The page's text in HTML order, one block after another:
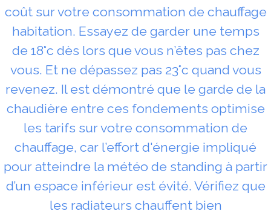
coût sur votre consommation de chauffage
habitation. Essayez de garder une temps
de 18°c dès lors que vous n’êtes pas chez
vous. Et ne dépassez pas 23°c quand vous
revenez. Il est démontré que le garde de la
chaudière entre ces fondements optimise
les tarifs sur votre consommation de
chauffage, car l’effort d'énergie impliqué
pour atteindre la météo de standing à partir
d’un espace inférieur est évité. Vérifiez que
les radiateurs chauffent bien